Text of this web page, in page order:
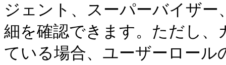
ジェント、スーパーバイザ
細を確認できます。ただし
ている場合、ユーザーロール